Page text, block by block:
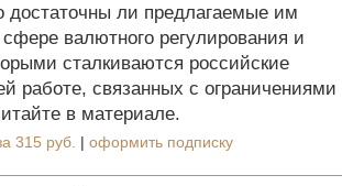
достаточны ли предлагаемые им
валютного регулирования и
сталкиваются российские
работе, связанных с ограничениями
в материале.
315 руб. | оформить подписку